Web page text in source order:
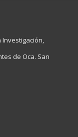
Investigación,
de Oca. San